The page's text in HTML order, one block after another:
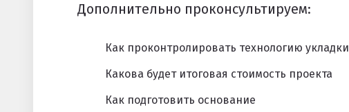
Дополнительно проконсультируем:
Как проконтролировать технологию укладки
Какова будет итоговая стоимость проекта
Как подготовить основание